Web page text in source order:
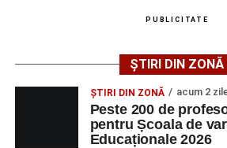
au venit la Sebeș și au susținut
tinerilor muzicieni și munca depusă
spectatorii au răsplătit prestațiile cu
PUBLICITATE
ȘTIRI DIN ZONĂ
ȘTIRI DIN ZONĂ acum 2
Peste 200 de
pentru Școala de
Educaționale 2026